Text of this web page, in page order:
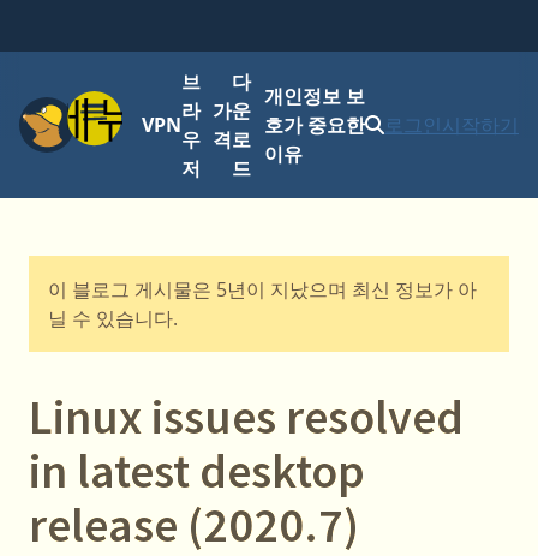
메뉴VPN
브
라
우
저
가
격
다
운
로
드
개인정보 보
호가 중요한
이유
로그인시작하기
이 블로그 게시물은 5년이 지났으며 최신 정보가 아
닐 수 있습니다.
Linux issues resolved
in latest desktop
release (2020.7)